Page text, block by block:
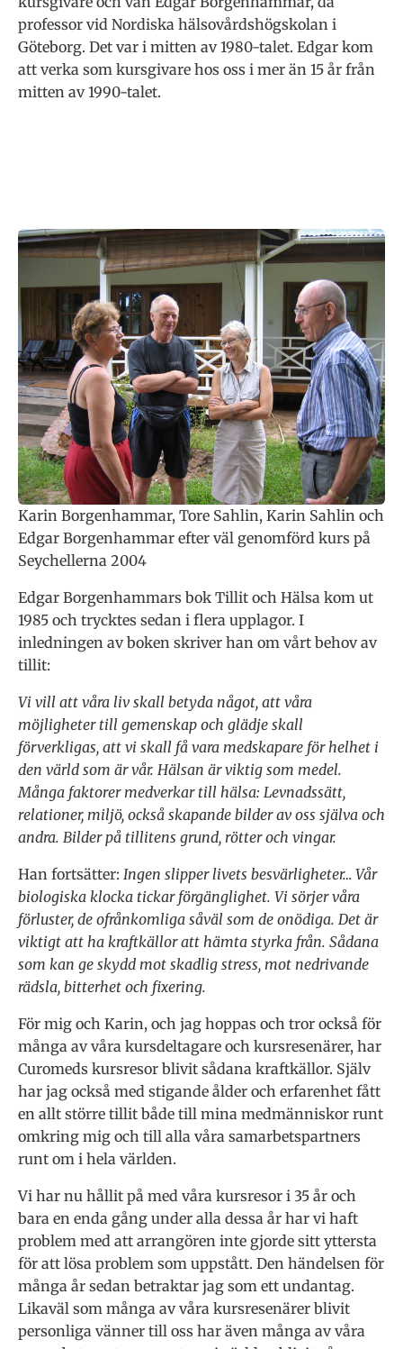
professor vid Nordiska hälsovårdshögskolan i
Göteborg. Det var i mitten av 1980-talet. Edgar kom
att verka som kursgivare hos oss i mer än 15 år från
mitten av 1990-talet.
Karin Borgenhammar, Tore Sahlin, Karin Sahlin och
Edgar Borgenhammar efter väl genomförd kurs på
Seychellerna 2004
Edgar Borgenhammars bok Tillit och Hälsa kom ut
1985 och trycktes sedan i flera upplagor. I
inledningen av boken skriver han om vårt behov av
tillit:
Vi vill att våra liv skall betyda något, att våra
möjligheter till gemenskap och glädje skall
förverkligas, att vi skall få vara medskapare för helhet i
den värld som är vår. Hälsan är viktig som medel.
Många faktorer medverkar till hälsa: Levnadssätt,
relationer, miljö, också skapande bilder av oss själva och
andra. Bilder på tillitens grund, rötter och vingar.
Han fortsätter: Ingen slipper livets besvärligheter… Vår
biologiska klocka tickar förgänglighet. Vi sörjer våra
förluster, de ofrånkomliga såväl som de onödiga. Det är
viktigt att ha kraftkällor att hämta styrka från. Sådana
som kan ge skydd mot skadlig stress, mot nedrivande
rädsla, bitterhet och fixering.
För mig och Karin, och jag hoppas och tror också för
många av våra kursdeltagare och kursresenärer, har
Curomeds kursresor blivit sådana kraftkällor. Själv
har jag också med stigande ålder och erfarenhet fått
en allt större tillit både till mina medmänniskor runt
omkring mig och till alla våra samarbetspartners
runt om i hela världen.
Vi har nu hållit på med våra kursresor i 35 år och
bara en enda gång under alla dessa år har vi haft
problem med att arrangören inte gjorde sitt yttersta
för att lösa problem som uppstått. Den händelsen för
många år sedan betraktar jag som ett undantag.
Likaväl som många av våra kursresenärer blivit
personliga vänner till oss har även många av våra